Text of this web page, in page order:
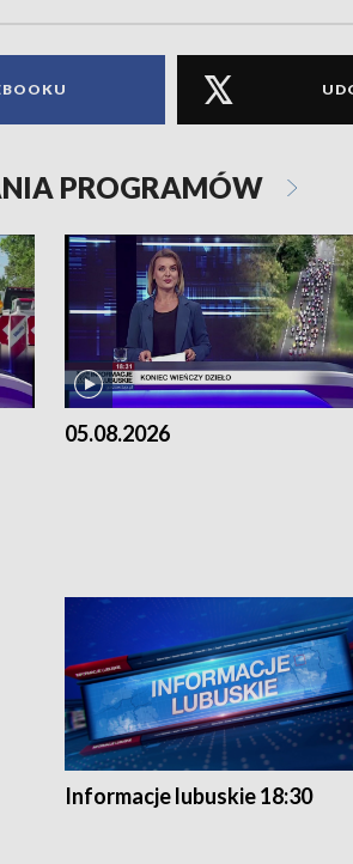
PROGRAMÓW
05.08.2026
Informacje lubuskie 18:30